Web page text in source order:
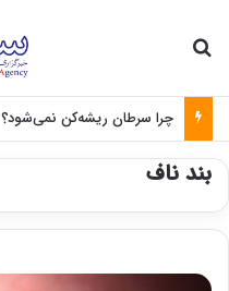
چرا سرطان ریشه‌کن نمی‌شود؟
بند ناف